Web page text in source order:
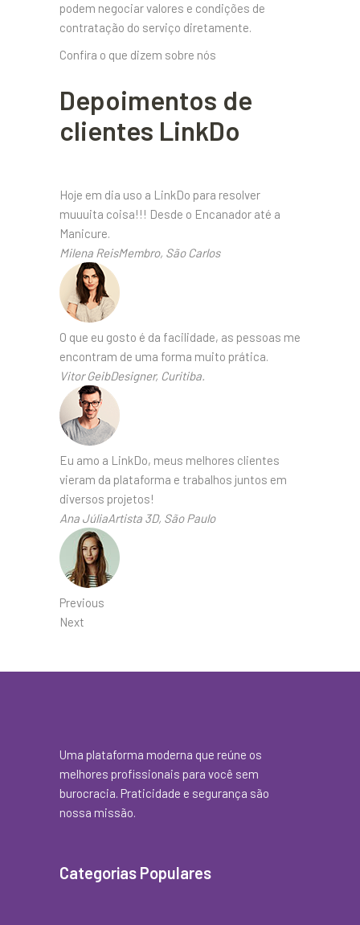
podem negociar valores e condições de
contratação do serviço diretamente.
Confira o que dizem sobre nós
Depoimentos de
clientes LinkDo
Hoje em dia uso a LinkDo para resolver
muuuita coisa!!! Desde o Encanador até a
Manicure.
Milena ReisMembro, São Carlos
O que eu gosto é da facilidade, as pessoas me
encontram de uma forma muito prática.
Vitor GeibDesigner, Curitiba.
Eu amo a LinkDo, meus melhores clientes
vieram da plataforma e trabalhos juntos em
diversos projetos!
Ana JúliaArtista 3D, São Paulo
Previous
Next
Uma plataforma moderna que reúne os
melhores profissionais para você sem
burocracia. Praticidade e segurança são
nossa missão.
Categorias Populares